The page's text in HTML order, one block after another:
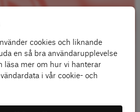
cookies och liknande
en så bra användarupplevelse
läsa mer om hur vi hanterar
i vår cookie- och